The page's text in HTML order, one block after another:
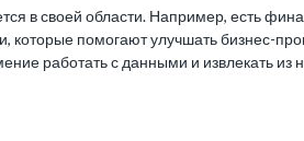
в своей области. Например, есть
которые помогают улучшать бизнес-
работать с данными и извлекать из